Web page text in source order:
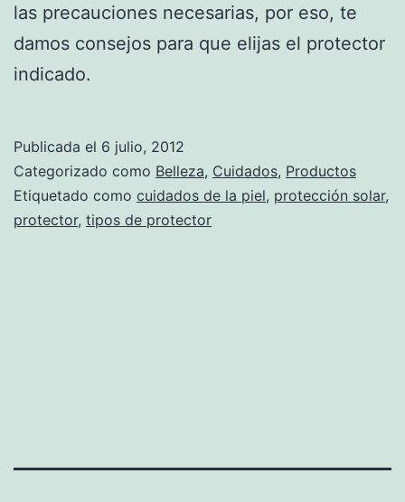
las precauciones necesarias, por eso, te
damos consejos para que elijas el protector
indicado.
Publicada el 6 julio, 2012
Categorizado como Belleza, Cuidados, Productos
Etiquetado como cuidados de la piel, protección solar,
protector, tipos de protector